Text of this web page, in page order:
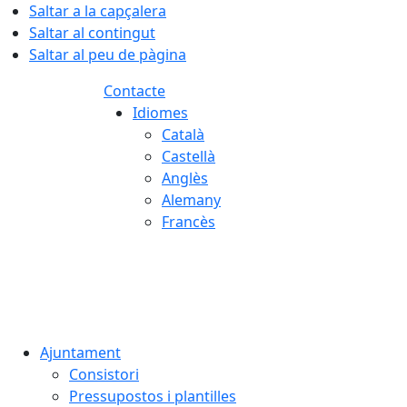
Saltar a la capçalera
Saltar al contingut
Saltar al peu de pàgina
Contacte
Idiomes
Català
Castellà
Anglès
Alemany
Francès
Ajuntament
Consistori
Pressupostos i plantilles